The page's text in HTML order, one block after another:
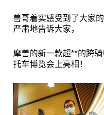
兽哥着实感受到了大家
严肃地告诉大家，
摩兽的新一款超**的跨
托车博览会上亮相！